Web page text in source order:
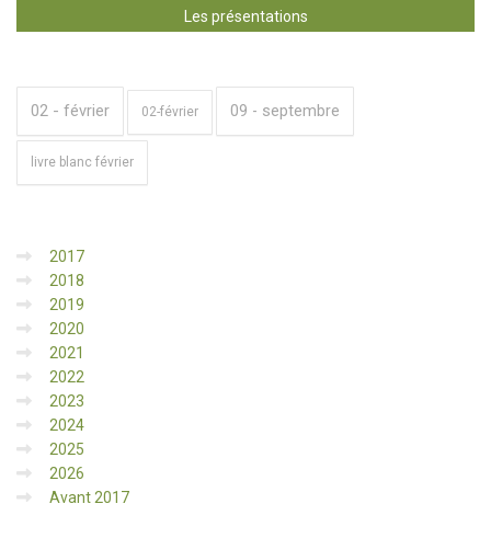
Les présentations
02 - février 02-février 09 - septembre
livre blanc février
2017
2018
2019
2020
2021
2022
2023
2024
2025
2026
Avant 2017